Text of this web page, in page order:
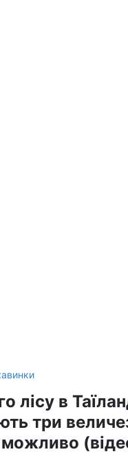
лісу в
три
можливо